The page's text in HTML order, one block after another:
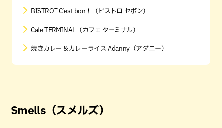
BISTROT C’est bon！（ビストロ セボン）
Cafe TERMINAL（カフェ ターミナル）
焼きカレー & カレーライス Adanny（アダニー）
Smells（スメルズ）